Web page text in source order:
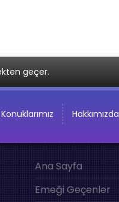
geçer.
Konuklarımız Hakkımızda
Ana Sayfa
Emeği Geçenler